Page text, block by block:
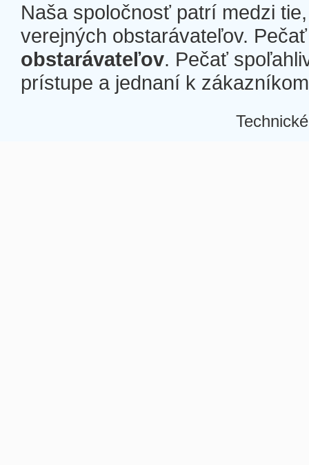
Naša spoločnosť patrí medzi
verejných obstarávateľov.
obstarávateľov. Pečať
prístupe a jednaní k